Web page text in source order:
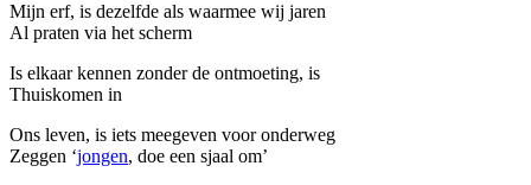
Mijn erf, is dezelfde als waarmee wij jaren
Al praten via het scherm
Is elkaar kennen zonder de ontmoeting, is
Thuiskomen in
Ons leven, is iets meegeven voor onderweg
Zeggen ‘jongen, doe een sjaal om’